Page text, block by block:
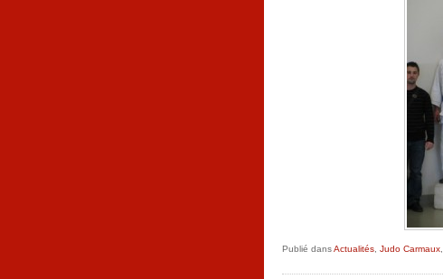
Publié dansActualités, Judo Carmaux,